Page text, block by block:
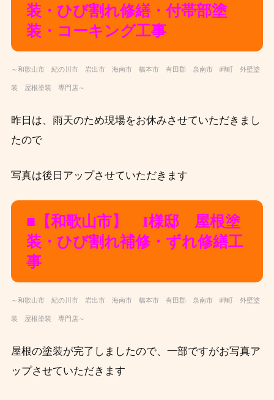
装・ひび割れ修繕・付帯部塗
装・コーキング工事
～和歌山市 紀の川市 岩出市 海南市 橋本市 有田郡 泉南市 岬町 外壁塗
装 屋根塗装 専門店～
昨日は、雨天のため現場をお休みさせていただきまし
たので
写真は後日アップさせていただきます
■【和歌山市】 I様邸 屋根塗
装・ひび割れ補修・ずれ修繕工
事
～和歌山市 紀の川市 岩出市 海南市 橋本市 有田郡 泉南市 岬町 外壁塗
装 屋根塗装 専門店～
屋根の塗装が完了しましたので、一部ですがお写真ア
ップさせていただきます